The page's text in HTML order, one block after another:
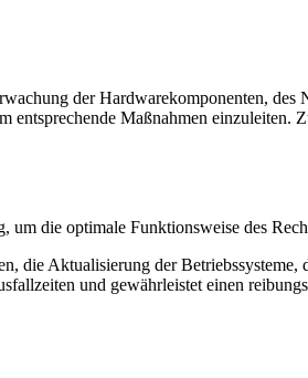
der Hardwarekomponenten,
Maßnahmen einzuleiten.
die optimale Funktionsweise des
die Aktualisierung der
und gewährleistet einen